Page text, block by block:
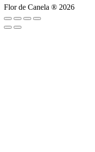
Flor de Canela ® 2026